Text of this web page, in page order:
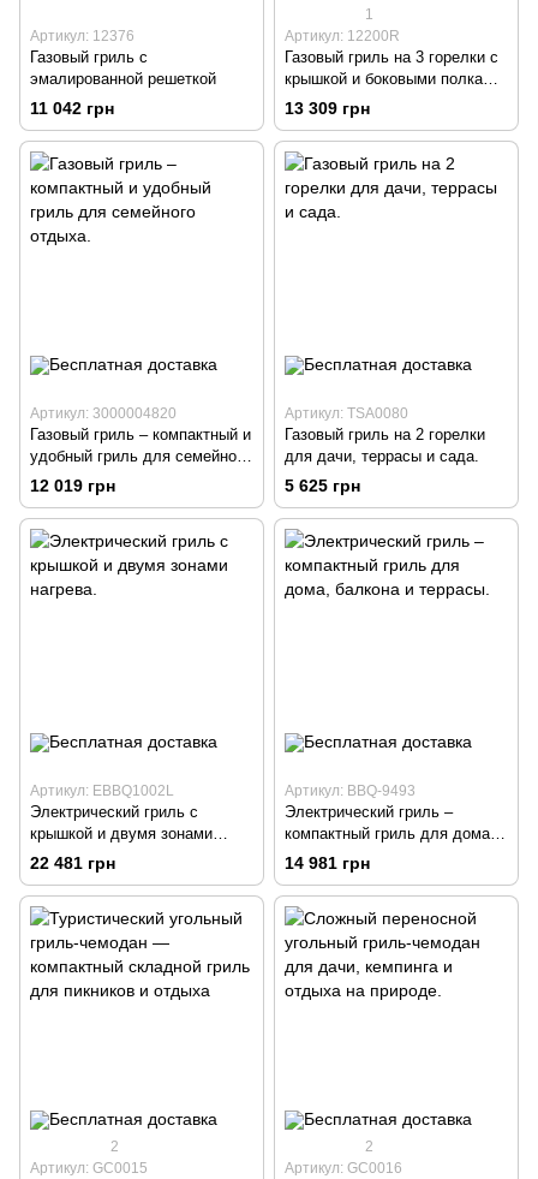
Артикул: 12376
Газовый гриль с
эмалированной решеткой
11 042 грн
1
Артикул: 12200R
Газовый гриль на 3 горелки с
крышкой и боковыми полками
— удобное решение для
13 309 грн
Артикул: 3000004820
Газовый гриль – компактный и
удобный гриль для семейного
отдыха.
12 019 грн
Артикул: TSA0080
Газовый гриль на 2 горелки
для дачи, террасы и сада.
5 625 грн
Артикул: EBBQ1002L
Электрический гриль с
крышкой и двумя зонами
нагрева.
22 481 грн
Артикул: BBQ-9493
Электрический гриль –
компактный гриль для дома,
балкона и террасы.
14 981 грн
2
Артикул: GC0015
2
Артикул: GC0016